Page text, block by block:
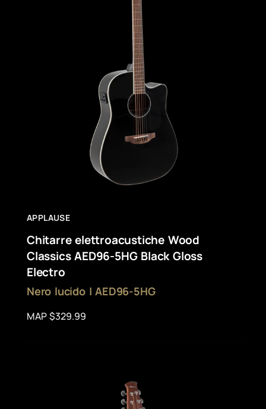
APPLAUSE
Chitarre elettroacustiche Wood
Classics AED96-5HG Black Gloss
Electro
Nero lucido | AED96-5HG
MAP $329.99